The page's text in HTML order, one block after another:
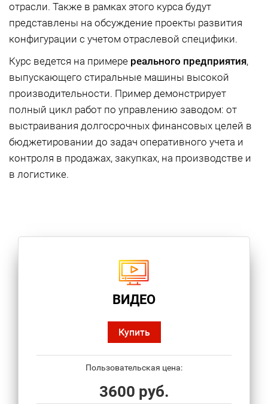
отрасли. Также в рамках этого курса будут
представлены на обсуждение проекты развития
конфигурации с учетом отраслевой специфики.
Курс ведется на примере реального предприятия,
выпускающего стиральные машины высокой
производительности. Пример демонстрирует
полный цикл работ по управлению заводом: от
выстраивания долгосрочных финансовых целей в
бюджетировании до задач оперативного учета и
контроля в продажах, закупках, на производстве и
в логистике.
ВИДЕО
Купить
Пользовательская цена:
3600 руб.